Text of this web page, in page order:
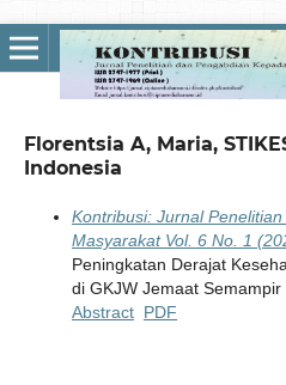
Florentsia A, Maria,
Indonesia
Kontribusi: Jurnal
Masyarakat Vol. 6 No. 1
Peningkatan Derajat
di GKJW Jemaat Semampir
Abstract PDF